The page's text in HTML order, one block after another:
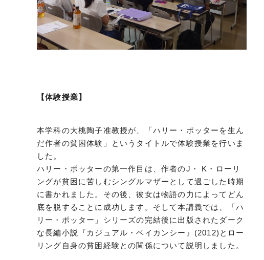
【体験授業】
本学科の大桃陶子准教授が、「ハリー・ポッターを生ん
だ作者の貧困体験」というタイトルで体験授業を行いま
した。
ハリー・ポッターの第一作目は、作者のJ・ K・ローリ
ングが貧困に苦しむシングルマザーとして過ごした時期
に書かれました。その後、彼女は物語の力によってどん
底を脱することに成功します。そして本講義では、「ハ
リー・ポッター」シリーズの完結後に出版されたダーク
な長編小説『カジュアル・ベイカンシー』(2012)とロー
リング自身の貧困経験との関係について説明しました。